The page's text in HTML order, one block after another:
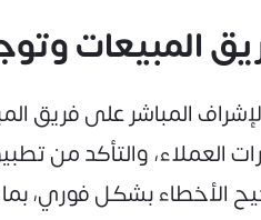
المبيعات
المباشر على فريق
العملاء، والتأكد
الأخطاء بشكل فوري،